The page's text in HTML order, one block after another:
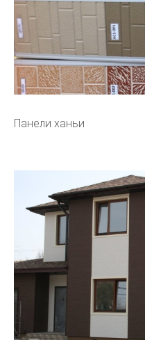
Панели ханьи